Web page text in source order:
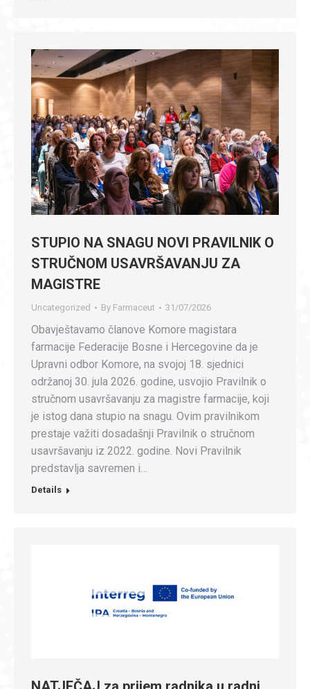
STUPIO NA SNAGU NOVI PRAVILNIK O
STRUČNOM USAVRŠAVANJU ZA
MAGISTRE
Uncategorized By Farmaceut 31/07/2026
Obavještavamo članove Komore magistara
farmacije Federacije Bosne i Hercegovine da je
Upravni odbor Komore, na svojoj 18. sjednici
održanoj 30. jula 2026. godine, usvojio Pravilnik o
stručnom usavršavanju za magistre farmacije, koji
je istog dana stupio na snagu. Ovim pravilnikom
prestaje važiti dosadašnji Pravilnik o stručnom
usavršavanju iz 2022. godine. Novi Pravilnik
predstavlja savremen i…
Details